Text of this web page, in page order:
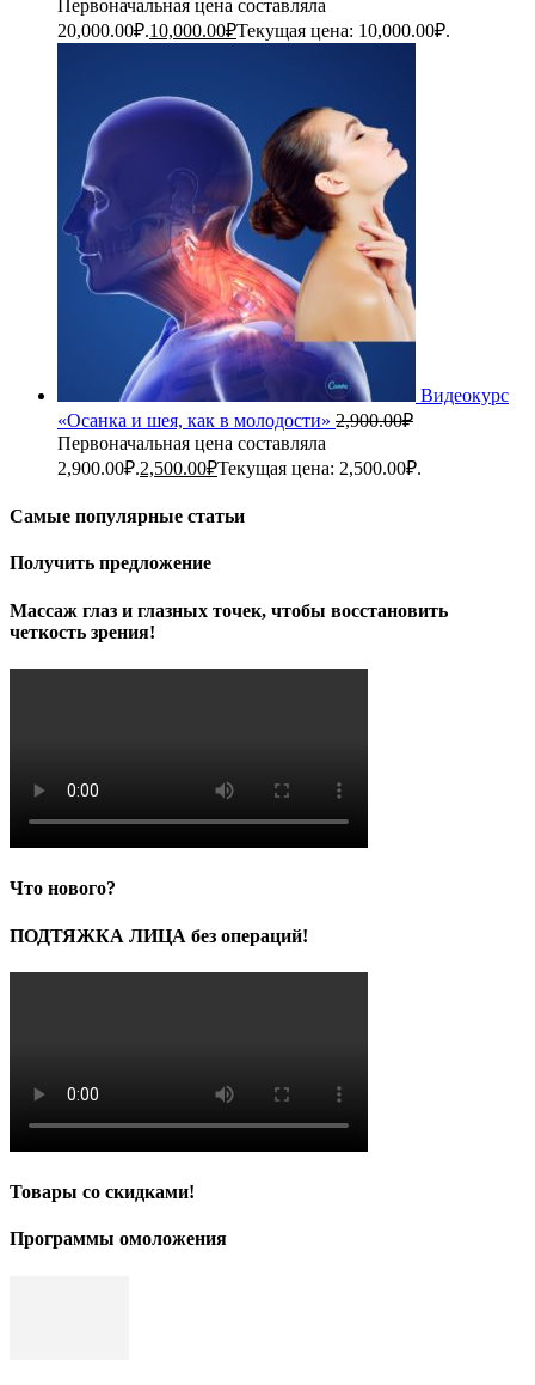
Первоначальная цена составляла
20,000.00₽.10,000.00₽Текущая цена: 10,000.00₽.
Видеокурс
«Осанка и шея, как в молодости» 2,900.00₽
Первоначальная цена составляла
2,900.00₽.2,500.00₽Текущая цена: 2,500.00₽.
Самые популярные статьи
Получить предложение
Массаж глаз и глазных точек, чтобы восстановить
четкость зрения!
Что нового?
ПОДТЯЖКА ЛИЦА без операций!
Товары со скидками!
Программы омоложения